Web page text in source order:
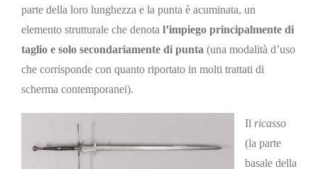
parte della loro lunghezza e la punta è acuminata, un
elemento strutturale che denota l’impiego principalmente di
taglio e solo secondariamente di punta (una modalità d’uso
che corrisponde con quanto riportato in molti trattati di
scherma contemporanei).
Il ricasso
(la parte
basale della